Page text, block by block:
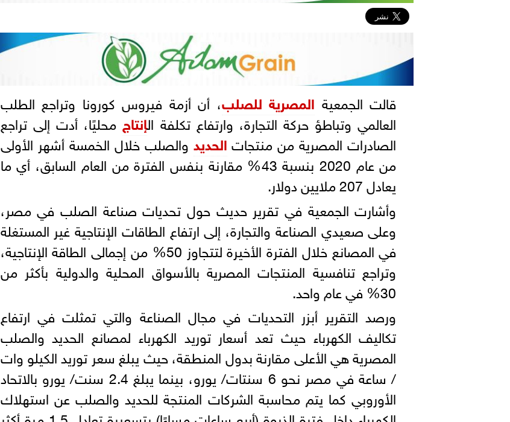
قالت الجمعية المصرية للصلب، أن أزمة فيروس كورونا وتراجع الطلب
العالمي وتباطؤ حركة التجارة، وارتفاع تكلفة الإنتاج محليًا، أدت إلى تراجع
الصادرات المصرية من منتجاتالحديد والصلب خلال الخمسة أشهر الأولى
من عام 2020 بنسبة 43% مقارنة بنفس الفترة من العام السابق، أي ما
يعادل 207 ملايين دولار.
وأشارت الجمعية في تقرير حديث حول تحديات صناعة الصلب في مصر،
وعلى صعيدي الصناعة والتجارة، إلى ارتفاع الطاقات الإنتاجية غير المستغلة
في المصانع خلال الفترة الأخيرة لتتجاوز 50% من إجمالى الطاقة الإنتاجية،
وتراجع تنافسية المنتجات المصرية بالأسواق المحلية والدولية بأكثر من
30% في عام واحد.
ورصد التقرير أبزر التحديات في مجال الصناعة والتي تمثلت في ارتفاع
تكاليف الكهرباء حيث تعد أسعار توريد الكهرباء لمصانع الحديد والصلب
المصرية هي الأعلى مقارنة بدول المنطقة، حيث يبلغ سعر توريد الكيلو وات
/ ساعة في مصر نحو 6 سنتات/ يورو، بينما يبلغ 2.4 سنت/ يورو بالاتحاد
الأوروبي كما يتم محاسبة الشركات المنتجة للحديد والصلب عن استهلاك